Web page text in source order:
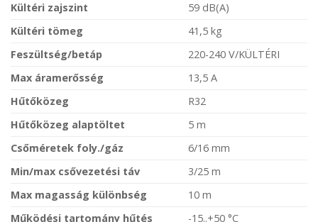
Kültéri zajszint
59 dB(A)
Kültéri tömeg
41,5 kg
Feszültség/betáp
220-240 V/KÜLTÉRI
Max áramerősség
13,5 A
Hűtőközeg
R32
Hűtőközeg alaptöltet
5 m
Csőméretek foly./gáz
6/16 mm
Min/max csővezetési táv
3/25 m
Max magasság különbség
10 m
Működési tartomány hűtés
-15..+50 °C